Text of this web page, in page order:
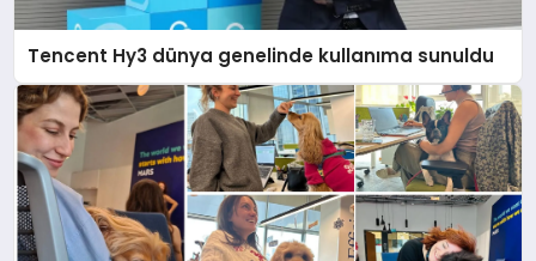
Tencent Hy3 dünya genelinde kullanıma sunuldu